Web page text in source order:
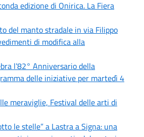
edizione di Onirica. La Fiera
del manto stradale in via Filippo
di modifica alla
l’82° Anniversario della
delle iniziative per martedì 4
meraviglie, Festival delle arti di
le stelle” a Lastra a Signa: una